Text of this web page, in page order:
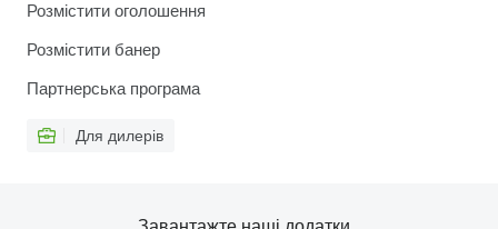
Розмістити оголошення
Розмістити банер
Партнерська програма
Для дилерів